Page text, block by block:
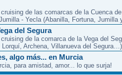
de las comarcas de la Cuenca
- Yecla (Abanilla, Fortuna, Jumilla
del Segura
de la comarca de la Vega del
Archena, Villanueva del Segura…)
algo más... en Murcia
para amistad, amor... lo que surja!